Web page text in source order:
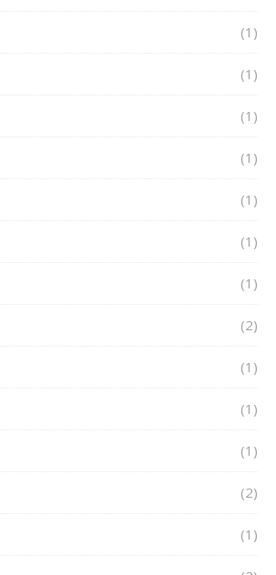
(1)
(1)
(1)
(1)
(1)
(1)
(1)
(2)
(1)
(1)
(1)
(2)
(1)